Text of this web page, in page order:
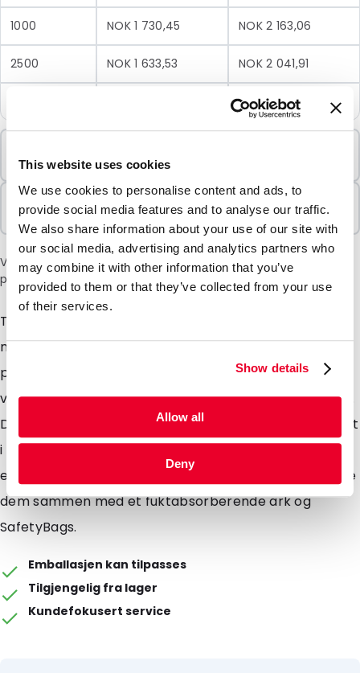
This website uses cookies
We use cookies to personalise content and ads, to
provide social media features and to analyse our traffic.
We also share information about your use of our site with
our social media, advertising and analytics partners who
may combine it with other information that you’ve
provided to them or that they’ve collected from your use
of their services.
Show details
Allow all
Deny
1000 NOK 1 730,45 NOK 2 163,06
2500 NOK 1 633,53 NOK 2 041,91
NOK 1 992,67
100 Enheter
Selges i pakker
100 Enheter
Vær oppmerksom på: et tillegg på 6 % vil bli lagt til i kassen
på grunn av den nåværende situasjonen i Midtøsten.
Transportblisterne er utviklet for forsendelse av
medisinske og biologiske stoffer og er laget av robust
polypropylen. Målene på transportblisterne er nøye
valgt slik at de passer perfekt i en PolyMed-konvolutt.
De fleste transportblisterne kan sendes som brevpost
i kombinasjon med ytteremballasje, noe som gir deg
en betydelig rabatt på fraktkostnadene. Du kan bruke
dem sammen med et fuktabsorberende ark og
SafetyBags.
Emballasjen kan tilpasses
Tilgjengelig fra lager
Kundefokusert service